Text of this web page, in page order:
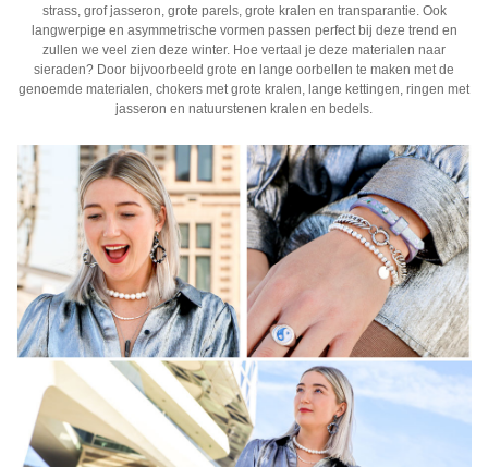
strass, grof jasseron, grote parels, grote kralen en transparantie. Ook
langwerpige en asymmetrische vormen passen perfect bij deze trend en
zullen we veel zien deze winter. Hoe vertaal je deze materialen naar
sieraden? Door bijvoorbeeld grote en lange oorbellen te maken met de
genoemde materialen, chokers met grote kralen, lange kettingen, ringen met
jasseron en natuurstenen kralen en bedels.